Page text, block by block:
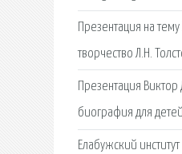
Презентация на
творчество Л.Н.
Презентация
биография для
Елабужский